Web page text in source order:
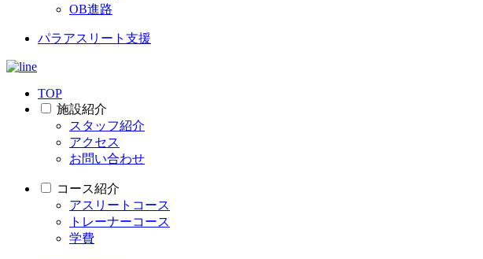
OB進路
パラアスリート支援
TOP
施設紹介
スタッフ紹介
アクセス
お問い合わせ
コース紹介
アスリートコース
トレーナーコース
学費